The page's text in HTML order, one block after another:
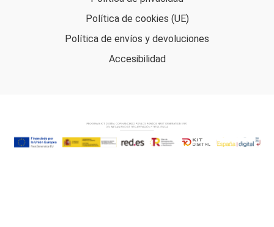
Política de cookies (UE)
Política de envíos y devoluciones
Accesibilidad